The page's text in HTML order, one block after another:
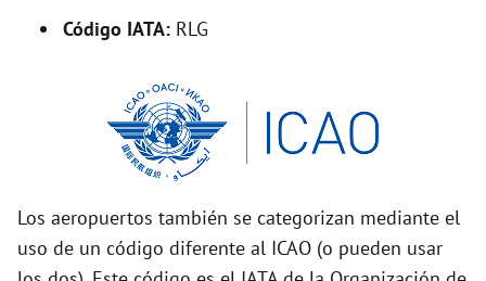
Código IATA: RLG
Los aeropuertos también se categorizan mediante el
uso de un código diferente al ICAO (o pueden usar